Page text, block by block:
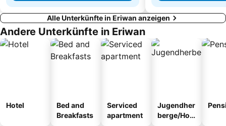
Alle Unterkünfte in Eriwan anzeigen
Andere Unterkünfte in Eriwan
Hotel
Bed and
Breakfasts
Serviced
apartment
Jugendher
berge/Hos